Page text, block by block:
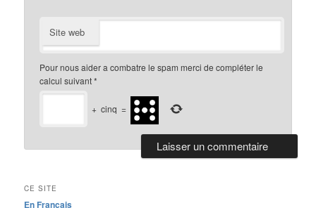
Site web
Pour nous aider a combatre le spam merci de compléter le
calcul suivant*
+ cinq =
CE SITE
En Français